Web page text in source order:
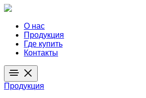
О нас
Продукция
Где купить
Контакты
Продукция